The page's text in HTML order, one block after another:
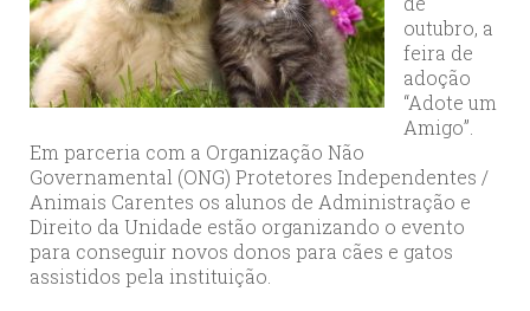
outubro, a
feira de
adoção
“Adote um
Amigo”.
Em parceria com a Organização Não
Governamental (ONG) Protetores Independentes /
Animais Carentes os alunos de Administração e
Direito da Unidade estão organizando o evento
para conseguir novos donos para cães e gatos
assistidos pela instituição.